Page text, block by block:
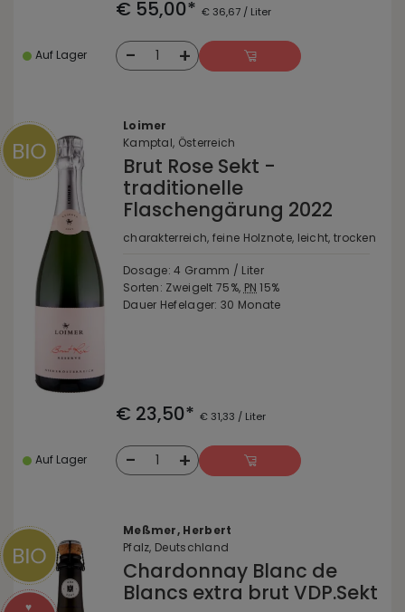
€ 55,00* € 36,67 / Liter
Auf Lager - 1 +
Loimer
Kamptal, Österreich
Brut Rose Sekt -
traditionelle
Flaschengärung 2022
charakterreich, feine Holznote, leicht, trocken
Dosage: 4 Gramm / Liter
Sorten: Zweigelt 75%, PN 15%
Dauer Hefelager: 30 Monate
€ 23,50* € 31,33 / Liter
Auf Lager - 1 +
Meßmer, Herbert
Pfalz, Deutschland
Chardonnay Blanc de
Blancs extra brut VDP.Sekt